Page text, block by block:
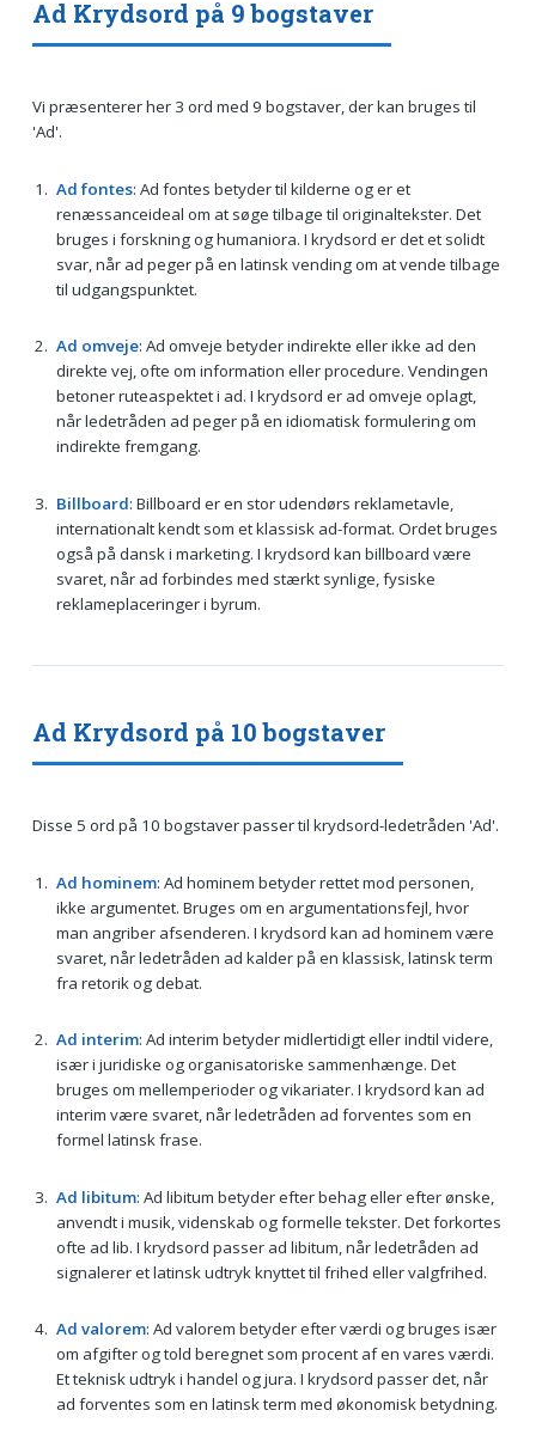
Ad Krydsord på 9 bogstaver
Vi præsenterer her 3 ord med 9 bogstaver, der kan bruges til
'Ad'.
Ad fontes: Ad fontes betyder til kilderne og er et
renæssanceideal om at søge tilbage til originaltekster. Det
bruges i forskning og humaniora. I krydsord er det et solidt
svar, når ad peger på en latinsk vending om at vende tilbage
til udgangspunktet.
Ad omveje: Ad omveje betyder indirekte eller ikke ad den
direkte vej, ofte om information eller procedure. Vendingen
betoner ruteaspektet i ad. I krydsord er ad omveje oplagt,
når ledetråden ad peger på en idiomatisk formulering om
indirekte fremgang.
Billboard: Billboard er en stor udendørs reklametavle,
internationalt kendt som et klassisk ad-format. Ordet bruges
også på dansk i marketing. I krydsord kan billboard være
svaret, når ad forbindes med stærkt synlige, fysiske
reklameplaceringer i byrum.
Ad Krydsord på 10 bogstaver
Disse 5 ord på 10 bogstaver passer til krydsord-ledetråden 'Ad'.
Ad hominem: Ad hominem betyder rettet mod personen,
ikke argumentet. Bruges om en argumentationsfejl, hvor
man angriber afsenderen. I krydsord kan ad hominem være
svaret, når ledetråden ad kalder på en klassisk, latinsk term
fra retorik og debat.
Ad interim: Ad interim betyder midlertidigt eller indtil videre,
især i juridiske og organisatoriske sammenhænge. Det
bruges om mellemperioder og vikariater. I krydsord kan ad
interim være svaret, når ledetråden ad forventes som en
formel latinsk frase.
Ad libitum: Ad libitum betyder efter behag eller efter ønske,
anvendt i musik, videnskab og formelle tekster. Det forkortes
ofte ad lib. I krydsord passer ad libitum, når ledetråden ad
signalerer et latinsk udtryk knyttet til frihed eller valgfrihed.
Ad valorem: Ad valorem betyder efter værdi og bruges især
om afgifter og told beregnet som procent af en vares værdi.
Et teknisk udtryk i handel og jura. I krydsord passer det, når
ad forventes som en latinsk term med økonomisk betydning.